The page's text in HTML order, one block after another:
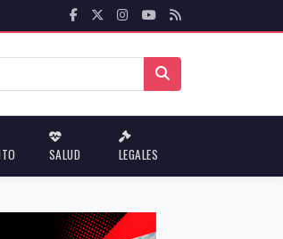
SALUD LEGALES